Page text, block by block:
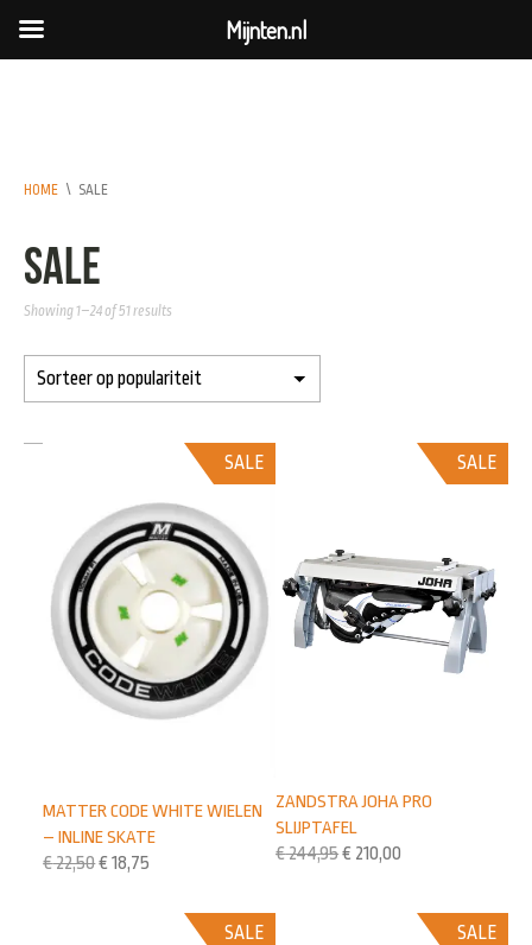
HOME \ SALE
sale
Showing 1–24 of 51 results
SALE
ZANDSTRA JOHA PRO
SLIJPTAFEL
€244,95€ 210,00
SALE
MATTER CODE WHITE WIELEN
– INLINE SKATE
€22,50€ 18,75
SALE
SALE
Mijnten.nl